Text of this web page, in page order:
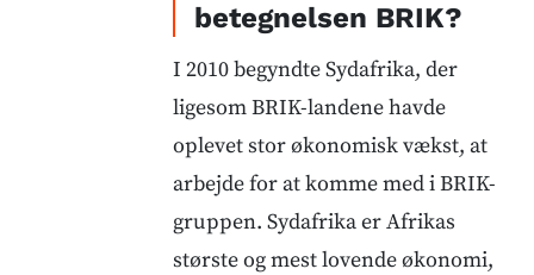
betegnelsen BRIK?
I 2010 begyndte Sydafrika, der
ligesom BRIK-landene havde
oplevet stor økonomisk vækst, at
arbejde for at komme med i BRIK-
gruppen. Sydafrika er Afrikas
største og mest lovende økonomi,